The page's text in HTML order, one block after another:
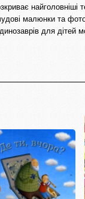
найголовніші
малюнки та
для дітей